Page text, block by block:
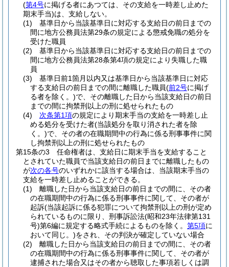
(第4号に掲げる者にあつては、その支給を一時差し止めた
期末手当)は、支給しない。
(1)
基準日から当該基準日に対応する支給日の前日までの
間に地方公務員法第29条の規定による懲戒免職の処分を
受けた職員
(2)
基準日から当該基準日に対応する支給日の前日までの
間に地方公務員法第28条第4項の規定により失職した職
員
(3)
基準日前1箇月以内又は基準日から当該基準日に対応
する支給日の前日までの間に離職した職員(前2号に掲げ
る者を除く。)で、その離職した日から当該支給日の前日
までの間に拘禁刑以上の刑に処せられたもの
(4)
次条第1項の規定により期末手当の支給を一時差し止
める処分を受けた者(当該処分を取り消された者を除
く。)で、その者の在職期間中の行為に係る刑事事件に関
し拘禁刑以上の刑に処せられたもの
第15条の3
任命権者は、支給日に期末手当を支給すること
とされていた職員で当該支給日の前日までに離職したもの
が次の各号のいずれかに該当する場合は、当該期末手当の
支給を一時差し止めることができる。
(1)
離職した日から当該支給日の前日までの間に、その者
の在職期間中の行為に係る刑事事件に関して、その者が
起訴(当該起訴に係る犯罪について拘禁刑以上の刑が定め
られているものに限り、刑事訴訟法(昭和23年法律第131
号)第6編に規定する略式手続によるものを除く。 第5項に
おいて同じ。)をされ、その判決が確定していない場合
(2)
離職した日から当該支給日の前日までの間に、その者
の在職期間中の行為に係る刑事事件に関して、その者が
逮捕された場合又はその者から聴取した事項若しくは調